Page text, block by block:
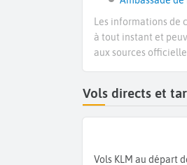
Les informations
à tout instant et
aux sources
Vols directs et
Vols KLM au départ